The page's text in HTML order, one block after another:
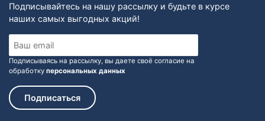
Подписывайтесь на нашу рассылку и будьте в курсе
наших самых выгодных акций!
Подписываясь на рассылку, вы даете своё согласие на
обработку персональных данных
Подписаться